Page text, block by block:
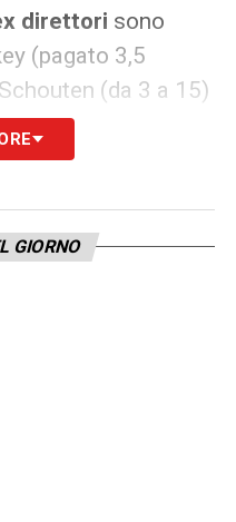
direttori sono
(pagato 3,5
(da 3 a 15)
esempi
, acquistato da
GIORNO